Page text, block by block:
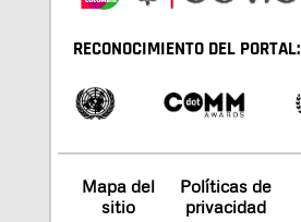
RECONOCIMIENTO DEL PORTAL:
Mapa del
sitio
Políticas de
privacidad